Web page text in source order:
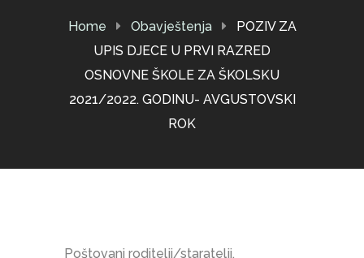
Home Obavještenja
POZIV ZA
UPIS DJECE U PRVI RAZRED
OSNOVNE ŠKOLE ZA ŠKOLSKU
2021/2022. GODINU- AVGUSTOVSKI
ROK
Poštovani roditelji/staratelji,